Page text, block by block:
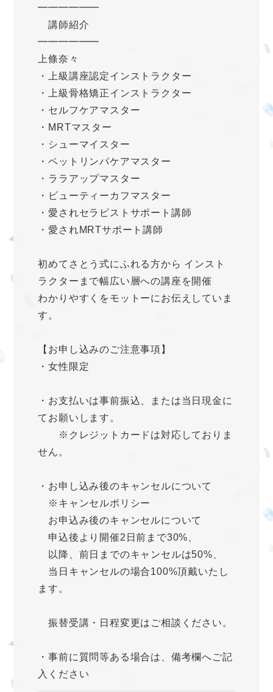
━━━━━━
講師紹介
━━━━━━
上條奈々
・上級講座認定インストラクター
・上級骨格矯正インストラクター
・セルフケアマスター
・MRTマスター
・シューマイスター
・ペットリンパケアマスター
・ララアップマスター
・ビューティーカフマスター
・愛されセラピストサポート講師
・愛されMRTサポート講師
初めてさとう式にふれる方から インスト
ラクターまで幅広い層への講座を開催
わかりやすくをモットーにお伝えしていま
す。
【お申し込みのご注意事項】
・女性限定
・お支払いは事前振込、または当日現金に
てお願いします。
※クレジットカードは対応しておりま
せん。
・お申し込み後のキャンセルについて
※キャンセルポリシー
お申込み後のキャンセルについて
申込後より開催2日前まで30%、
以降、前日までのキャンセルは50%、
当日キャンセルの場合100%頂戴いたし
ます。
振替受講・日程変更はご相談ください。
・事前に質問等ある場合は、備考欄へご記
入ください